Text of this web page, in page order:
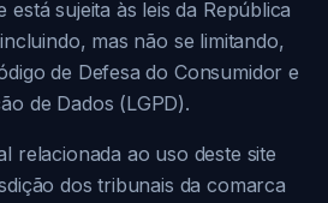
está sujeita às leis da República
mas não se limitando,
de Defesa do Consumidor e
de Dados (LGPD).
relacionada ao uso deste site
dos tribunais da comarca